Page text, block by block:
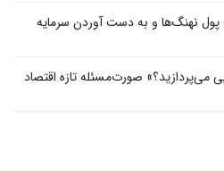
پول‌ نهنگ‌ها و به دست آوردن سرمایه
می‌پردازید؟» صورت‌مسئله تازه اقتصاد